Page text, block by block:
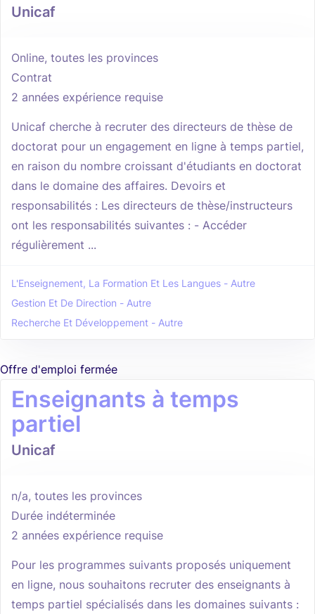
Unicaf
Online, toutes les provinces
Contrat
2 années expérience requise
Unicaf cherche à recruter des directeurs de thèse de
doctorat pour un engagement en ligne à temps partiel,
en raison du nombre croissant d'étudiants en doctorat
dans le domaine des affaires. Devoirs et
responsabilités : Les directeurs de thèse/instructeurs
ont les responsabilités suivantes : - Accéder
régulièrement ...
L'Enseignement, La Formation Et Les Langues - Autre
Gestion Et De Direction - Autre
Recherche Et Développement - Autre
Offre d'emploi fermée
Enseignants à temps
partiel
Unicaf
n/a, toutes les provinces
Durée indéterminée
2 années expérience requise
Pour les programmes suivants proposés uniquement
en ligne, nous souhaitons recruter des enseignants à
temps partiel spécialisés dans les domaines suivants :